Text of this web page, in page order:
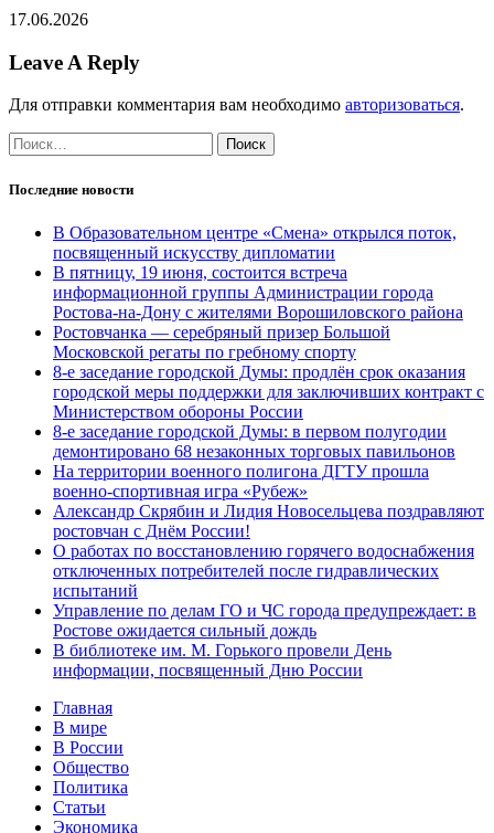
17.06.2026
Leave A Reply
Для отправки комментария вам необходимо авторизоваться.
Найти:
Последние новости
В Образовательном центре «Смена» открылся поток,
посвященный искусству дипломатии
В пятницу, 19 июня, состоится встреча
информационной группы Администрации города
Ростова-на-Дону с жителями Ворошиловского района
Ростовчанка — серебряный призер Большой
Московской регаты по гребному спорту
8-е заседание городской Думы: продлён срок оказания
городской меры поддержки для заключивших контракт с
Министерством обороны России
8-е заседание городской Думы: в первом полугодии
демонтировано 68 незаконных торговых павильонов
На территории военного полигона ДГТУ прошла
военно-спортивная игра «Рубеж»
Александр Скрябин и Лидия Новосельцева поздравляют
ростовчан с Днём России!
О работах по восстановлению горячего водоснабжения
отключенных потребителей после гидравлических
испытаний
Управление по делам ГО и ЧС города предупреждает: в
Ростове ожидается сильный дождь
В библиотеке им. М. Горького провели День
информации, посвященный Дню России
Главная
В мире
В России
Общество
Политика
Статьи
Экономика